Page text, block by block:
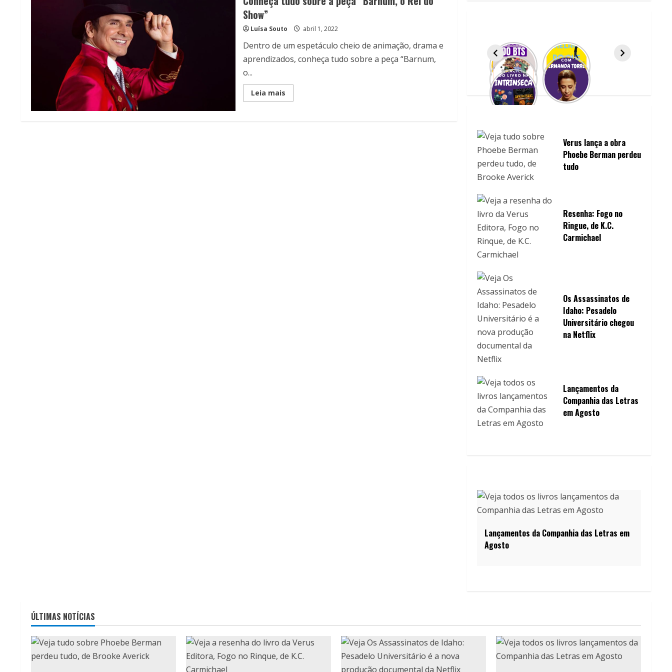
Show”
Luísa Souto abril 1, 2022
Dentro de um espetáculo cheio de animação, drama e
aprendizados, conheça tudo sobre a peça “Barnum,
o...
Leia maisRead
more
Verus lança a obra
Phoebe Berman perdeu
tudo
Resenha: Fogo no
Ringue, de K.C.
Carmichael
Os Assassinatos de
Idaho: Pesadelo
Universitário chegou
na Netflix
Lançamentos da
Companhia das Letras
em Agosto
Lançamentos da Companhia das Letras em
Agosto
ÚLTIMAS NOTÍCIAS